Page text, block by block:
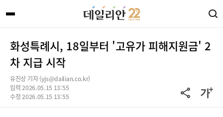
화성특례시, 18일부터 '고유가 피해지원금' 2
차 지급 시작
유진상 기자 (yjs@dailian.co.kr)
입력 2026.05.15 13:55
수정 2026.05.15 13:55